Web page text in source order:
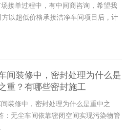
接单过程中，有中间商咨询，希望我
以超低价格承接洁净车间项目后，计
间装修中，密封处理为什么是
重？有哪些密封施工
装修中，密封处理为什么是重中之
：无尘车间依靠密闭空间实现污染物管